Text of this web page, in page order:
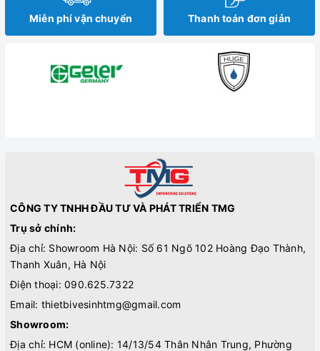
Miễn phí vận chuyển Thanh toán đơn giản
CÔNG TY TNHH ĐẦU TƯ VÀ PHÁT TRIỂN TMG
Trụ sở chính:
Địa chỉ: Showroom Hà Nội: Số 61 Ngõ 102 Hoàng Đạo Thành,
Thanh Xuân, Hà Nội
Điện thoại: 090.625.7322
Email: thietbivesinhtmg@gmail.com
Showroom:
Địa chỉ: HCM (online): 14/13/54 Thân Nhân Trung, Phường